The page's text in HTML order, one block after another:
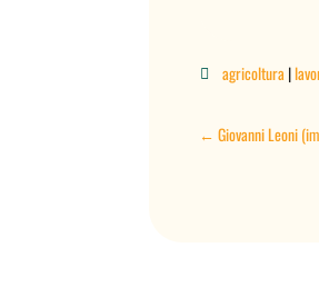
 agricoltura |
←Giovanni Leoni